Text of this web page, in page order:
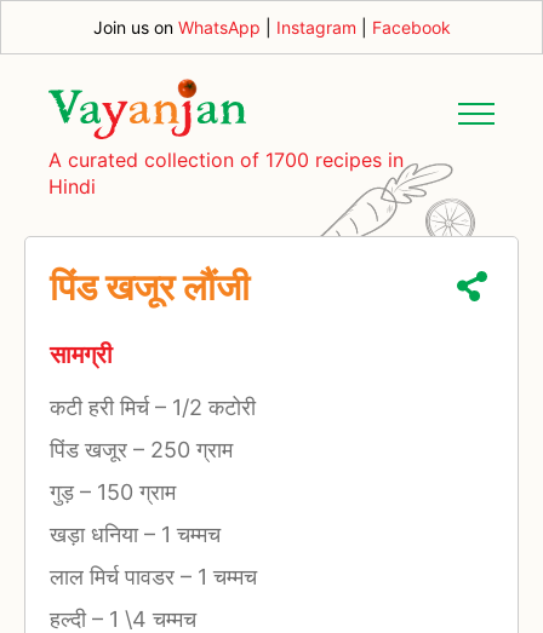
Join us on WhatsApp Instagram Facebook
A curated collection of 1700 recipes in
Hindi
पिंड खजूर लौंजी
सामग्री
कटी हरी मिर्च– 1/2 कटोरी
पिंड खजूर – 250 ग्राम
गुड़– 150 ग्राम
खड़ा धनिया– 1 चम्मच
लाल मिर्च पावडर – 1 चम्मच
हल्दी– 1 \4 चम्मच